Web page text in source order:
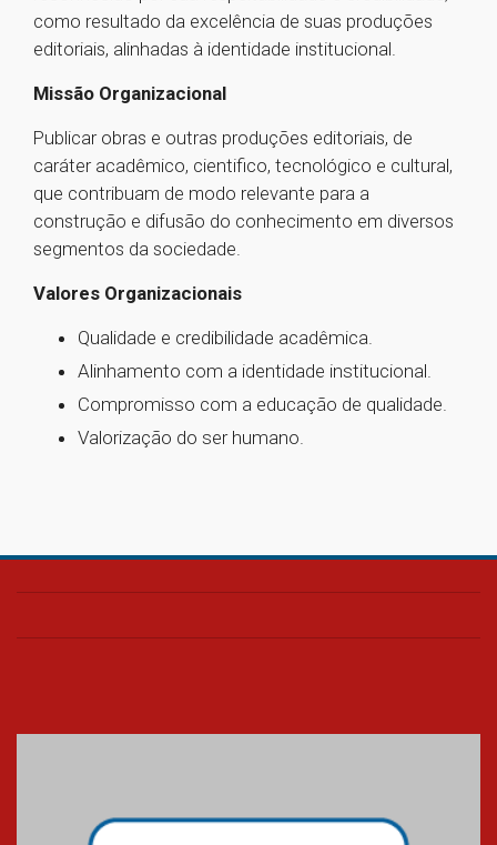
como resultado da excelência de suas produções
editoriais, alinhadas à identidade institucional.
Missão Organizacional
Publicar obras e outras produções editoriais, de
caráter acadêmico, cientifico, tecnológico e cultural,
que contribuam de modo relevante para a
construção e difusão do conhecimento em diversos
segmentos da sociedade.
Valores Organizacionais
Qualidade e credibilidade acadêmica.
Alinhamento com a identidade institucional.
Compromisso com a educação de qualidade.
Valorização do ser humano.